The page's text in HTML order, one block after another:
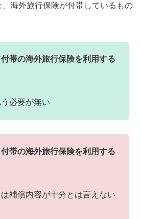
海外旅行保険が付帯しているもの
帯の海外旅行保険を利用する
必要が無い
帯の海外旅行保険を利用する
は補償内容が十分とは言えない